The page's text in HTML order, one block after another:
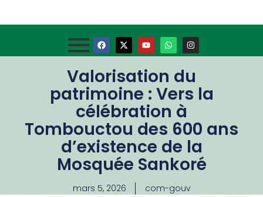
Valorisation du
patrimoine : Vers la
célébration à
Tombouctou des 600 ans
d’existence de la
Mosquée Sankoré
mars 5, 2026 com-gouv